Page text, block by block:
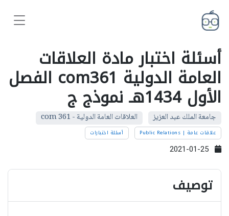
أسئلة اختبار مادة العلاقات
العامة الدولية com361 الفصل
الأول 1434هـ نموذج ج
جامعة الملك عبد العزيز العلاقات العامة الدولية - com 361
علاقات عامة | Public Relations أسئلة اختبارات
توصيف